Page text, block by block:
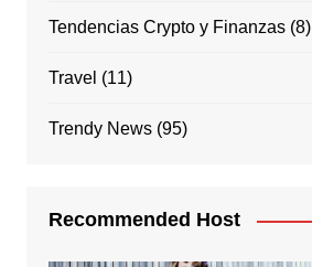
Tendencias Crypto y Finanzas(8)
Travel (11)
Trendy News(95)
Recommended Host